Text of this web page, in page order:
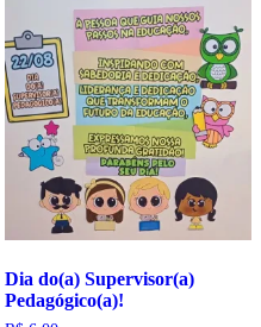
Dia do(a) Supervisor(a)
Pedagógico(a)!